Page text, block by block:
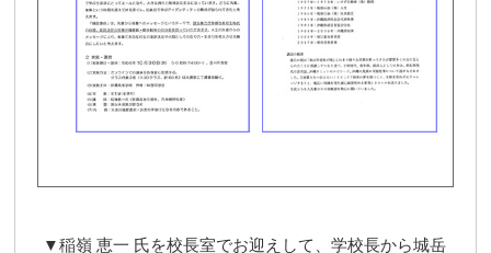
▼稲嶺 恵一 氏を校長室でお迎えして、学校長から城岳